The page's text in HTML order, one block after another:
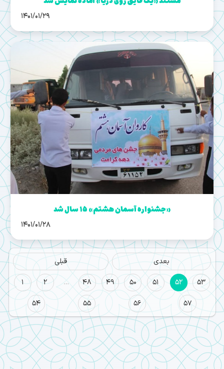
1401/01/29
«جشنواره آسمان هشتم» ۱۵ سال شد
1401/01/28
قبلی
بعدی
1
2 … 48 49 50 51 52
53
54
55 56 57